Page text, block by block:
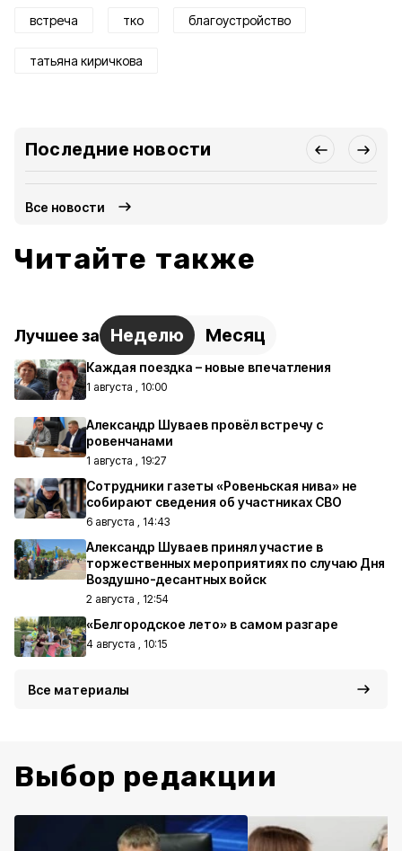
встреча тко благоустройство
татьяна киричкова
Последние новости
Все новости
Читайте также
Лучшее за Неделю Месяц
Каждая поездка – новые впечатления
1 августа , 10:00
Александр Шуваев провёл встречу с
ровенчанами
1 августа , 19:27
Сотрудники газеты «Ровеньская нива» не
собирают сведения об участниках СВО
6 августа , 14:43
Александр Шуваев принял участие в
торжественных мероприятиях по случаю Дня
Воздушно-десантных войск
2 августа , 12:54
«Белгородское лето» в самом разгаре
4 августа , 10:15
Все материалы
Выбор редакции